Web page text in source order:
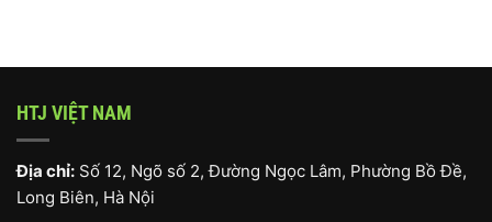
HTJ VIỆT NAM
Địa chỉ: Số 12, Ngõ số 2, Đường Ngọc Lâm, Phường Bồ Đề,
Long Biên, Hà Nội